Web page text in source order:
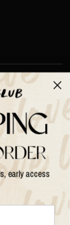
early access